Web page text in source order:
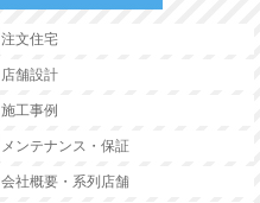
注文住宅
店舗設計
施工事例
メンテナンス・保証
会社概要・系列店舗